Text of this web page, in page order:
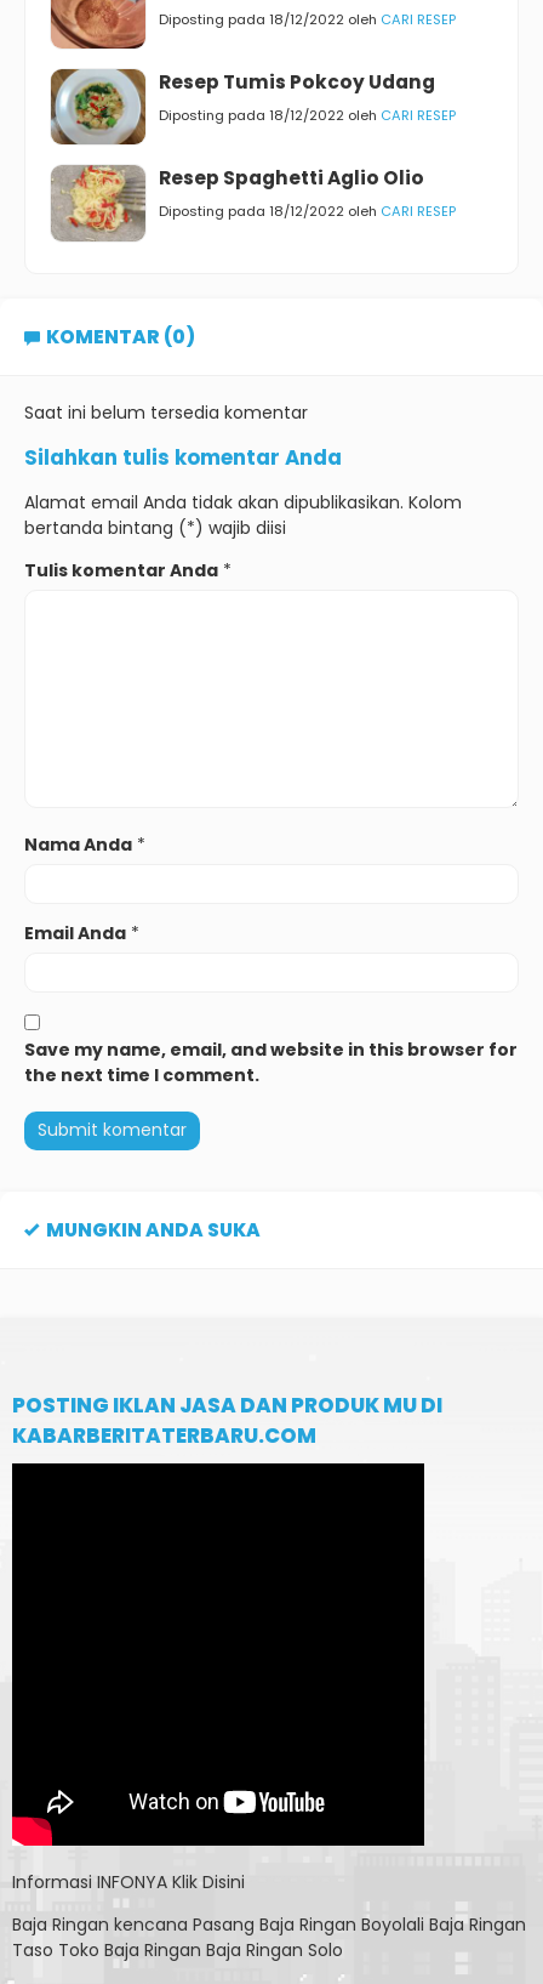
Diposting pada 18/12/2022 oleh CARI RESEP
Resep Tumis Pokcoy Udang
Diposting pada 18/12/2022 oleh CARI RESEP
Resep Spaghetti Aglio Olio
Diposting pada 18/12/2022 oleh CARI RESEP
KOMENTAR (0)
Saat ini belum tersedia komentar
Silahkan tulis komentar Anda
Alamat email Anda tidak akan dipublikasikan. Kolom
bertanda bintang (*) wajib diisi
Tulis komentar Anda *
Nama Anda *
Email Anda *
Save my name, email, and website in this browser for
the next time I comment.
MUNGKIN ANDA SUKA
POSTING IKLAN JASA DAN PRODUK MU DI
KABARBERITATERBARU.COM
Informasi INFONYA Klik Disini
Baja Ringan kencana Pasang Baja Ringan Boyolali Baja Ringan
Taso Toko Baja Ringan Baja Ringan Solo